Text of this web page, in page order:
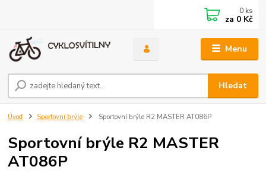
Menu
Hledat
0 ks
za 0 Kč
Úvod Sportovní brýle Sportovní brýle R2 MASTER AT086P
Sportovní brýle R2 MASTER
AT086P